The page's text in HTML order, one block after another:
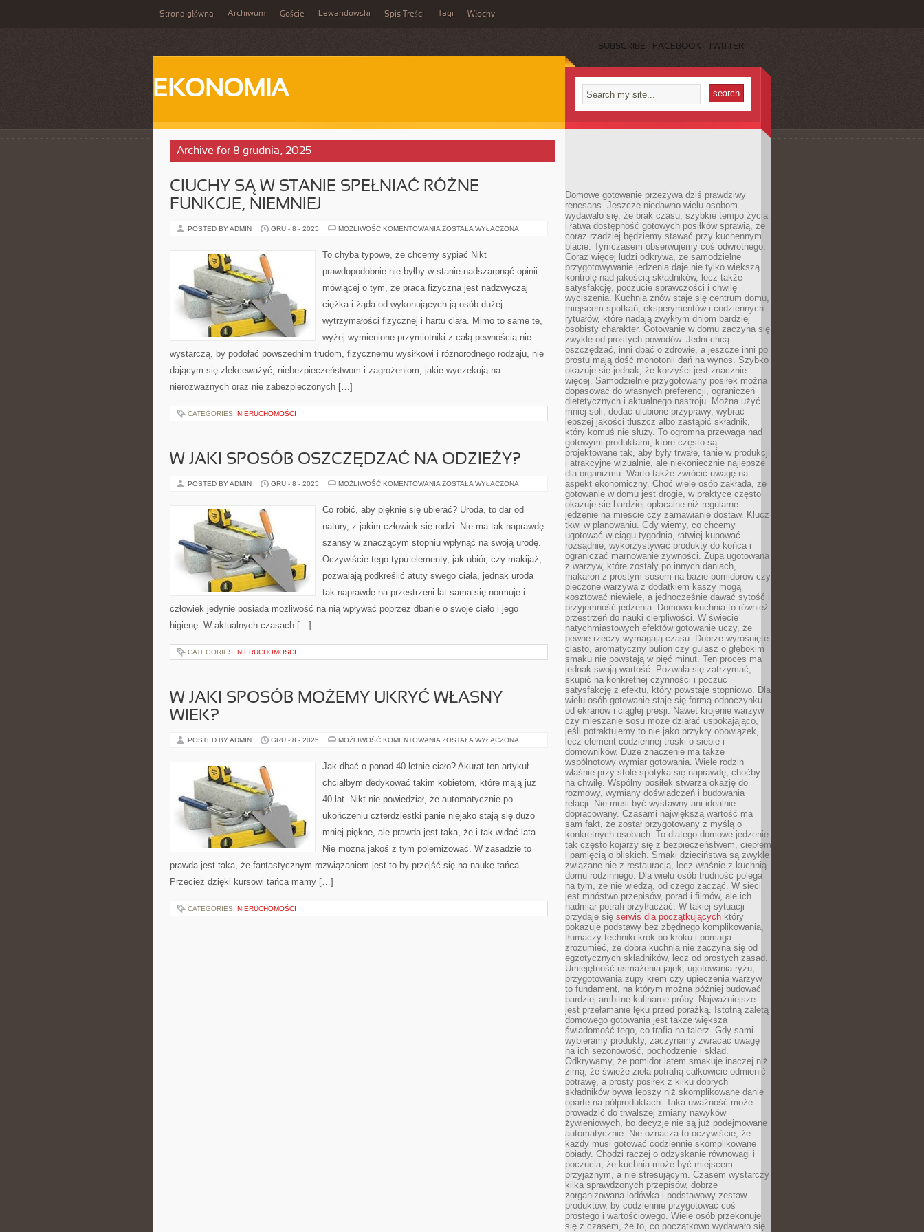
Strona główna Archiwum Goście Lewandowski Spis Treści Tagi Włochy
SUBSCRIBE FACEBOOK TWITTER
EKONOMIA
Archive for 8 grudnia, 2025
CIUCHY SĄ W STANIE SPEŁNIAĆ RÓŻNE
FUNKCJE, NIEMNIEJ
POSTED BY ADMIN GRU - 8 - 2025 MOŻLIWOŚĆ KOMENTOWANIA CIUCHY
STANIE
SPEŁNIAĆ
FUNKCJE,
ZOSTAŁA WYŁĄCZONA
To chyba typowe, że chcemy sypiać Nikt
prawdopodobnie nie byłby w stanie nadszarpnąć opinii
mówiącej o tym, że praca fizyczna jest nadzwyczaj
ciężka i żąda od wykonujących ją osób dużej
wytrzymałości fizycznej i hartu ciała. Mimo to same te,
wyżej wymienione przymiotniki z całą pewnością nie
wystarczą, by podołać powszednim trudom, fizycznemu wysiłkowi i różnorodnego rodzaju, nie
dającym się zlekceważyć, niebezpieczeństwom i zagrożeniom, jakie wyczekują na
nierozważnych oraz nie zabezpieczonych […]
CATEGORIES: NIERUCHOMOŚCI
W JAKI SPOSÓB OSZCZĘDZAĆ NA ODZIEŻY?
POSTED BY ADMIN GRU - 8 - 2025 MOŻLIWOŚĆ KOMENTOWANIA W
OSZCZĘDZAĆ
NA
ZOSTAŁA WYŁĄCZONA
Co robić, aby pięknie się ubierać? Uroda, to dar od
natury, z jakim człowiek się rodzi. Nie ma tak naprawdę
szansy w znaczącym stopniu wpłynąć na swoją urodę.
Oczywiście tego typu elementy, jak ubiór, czy makijaż,
pozwalają podkreślić atuty swego ciała, jednak uroda
tak naprawdę na przestrzeni lat sama się normuje i
człowiek jedynie posiada możliwość na nią wpływać poprzez dbanie o swoje ciało i jego
higienę. W aktualnych czasach […]
CATEGORIES: NIERUCHOMOŚCI
W JAKI SPOSÓB MOŻEMY UKRYĆ WŁASNY
WIEK?
POSTED BY ADMIN GRU - 8 - 2025 MOŻLIWOŚĆ KOMENTOWANIA W
MOŻEMY
UKRYĆ
WIEK?
ZOSTAŁA WYŁĄCZONA
Jak dbać o ponad 40-letnie ciało? Akurat ten artykuł
chciałbym dedykować takim kobietom, które mają już
40 lat. Nikt nie powiedział, że automatycznie po
ukończeniu czterdziestki panie niejako stają się dużo
mniej piękne, ale prawda jest taka, że i tak widać lata.
Nie można jakoś z tym polemizować. W zasadzie to
prawda jest taka, że fantastycznym rozwiązaniem jest to by przejść się na naukę tańca.
Przecież dzięki kursowi tańca mamy […]
CATEGORIES: NIERUCHOMOŚCI
Domowe gotowanie przeżywa dziś prawdziwy
renesans. Jeszcze niedawno wielu osobom
wydawało się, że brak czasu, szybkie tempo życia
i łatwa dostępność gotowych posiłków sprawią, że
coraz rzadziej będziemy stawać przy kuchennym
blacie. Tymczasem obserwujemy coś odwrotnego.
Coraz więcej ludzi odkrywa, że samodzielne
przygotowywanie jedzenia daje nie tylko większą
kontrolę nad jakością składników, lecz także
satysfakcję, poczucie sprawczości i chwilę
wyciszenia. Kuchnia znów staje się centrum domu,
miejscem spotkań, eksperymentów i codziennych
rytuałów, które nadają zwykłym dniom bardziej
osobisty charakter. Gotowanie w domu zaczyna się
zwykle od prostych powodów. Jedni chcą
oszczędzać, inni dbać o zdrowie, a jeszcze inni po
prostu mają dość monotonii dań na wynos. Szybko
okazuje się jednak, że korzyści jest znacznie
więcej. Samodzielnie przygotowany posiłek można
dopasować do własnych preferencji, ograniczeń
dietetycznych i aktualnego nastroju. Można użyć
mniej soli, dodać ulubione przyprawy, wybrać
lepszej jakości tłuszcz albo zastąpić składnik,
który komuś nie służy. To ogromna przewaga nad
gotowymi produktami, które często są
projektowane tak, aby były trwałe, tanie w produkcji
i atrakcyjne wizualnie, ale niekoniecznie najlepsze
dla organizmu. Warto także zwrócić uwagę na
aspekt ekonomiczny. Choć wiele osób zakłada, że
gotowanie w domu jest drogie, w praktyce często
okazuje się bardziej opłacalne niż regularne
jedzenie na mieście czy zamawianie dostaw. Klucz
tkwi w planowaniu. Gdy wiemy, co chcemy
ugotować w ciągu tygodnia, łatwiej kupować
rozsądnie, wykorzystywać produkty do końca i
ograniczać marnowanie żywności. Zupa ugotowana
z warzyw, które zostały po innych daniach,
makaron z prostym sosem na bazie pomidorów czy
pieczone warzywa z dodatkiem kaszy mogą
kosztować niewiele, a jednocześnie dawać sytość i
przyjemność jedzenia. Domowa kuchnia to również
przestrzeń do nauki cierpliwości. W świecie
natychmiastowych efektów gotowanie uczy, że
pewne rzeczy wymagają czasu. Dobrze wyrośnięte
ciasto, aromatyczny bulion czy gulasz o głębokim
smaku nie powstają w pięć minut. Ten proces ma
jednak swoją wartość. Pozwala się zatrzymać,
skupić na konkretnej czynności i poczuć
satysfakcję z efektu, który powstaje stopniowo. Dla
wielu osób gotowanie staje się formą odpoczynku
od ekranów i ciągłej presji. Nawet krojenie warzyw
czy mieszanie sosu może działać uspokajająco,
jeśli potraktujemy to nie jako przykry obowiązek,
lecz element codziennej troski o siebie i
domowników. Duże znaczenie ma także
wspólnotowy wymiar gotowania. Wiele rodzin
właśnie przy stole spotyka się naprawdę, choćby
na chwilę. Wspólny posiłek stwarza okazję do
rozmowy, wymiany doświadczeń i budowania
relacji. Nie musi być wystawny ani idealnie
dopracowany. Czasami największą wartość ma
sam fakt, że został przygotowany z myślą o
konkretnych osobach. To dlatego domowe jedzenie
tak często kojarzy się z bezpieczeństwem, ciepłem
i pamięcią o bliskich. Smaki dzieciństwa są zwykle
związane nie z restauracją, lecz właśnie z kuchnią
domu rodzinnego. Dla wielu osób trudność polega
na tym, że nie wiedzą, od czego zacząć. W sieci
jest mnóstwo przepisów, porad i filmów, ale ich
nadmiar potrafi przytłaczać. W takiej sytuacji
przydaje się serwis dla początkujących który
pokazuje podstawy bez zbędnego komplikowania,
tłumaczy techniki krok po kroku i pomaga
zrozumieć, że dobra kuchnia nie zaczyna się od
egzotycznych składników, lecz od prostych zasad.
Umiejętność usmażenia jajek, ugotowania ryżu,
przygotowania zupy krem czy upieczenia warzyw
to fundament, na którym można później budować
bardziej ambitne kulinarne próby. Najważniejsze
jest przełamanie lęku przed porażką. Istotną zaletą
domowego gotowania jest także większa
świadomość tego, co trafia na talerz. Gdy sami
wybieramy produkty, zaczynamy zwracać uwagę
na ich sezonowość, pochodzenie i skład.
Odkrywamy, że pomidor latem smakuje inaczej niż
zimą, że świeże zioła potrafią całkowicie odmienić
potrawę, a prosty posiłek z kilku dobrych
składników bywa lepszy niż skomplikowane danie
oparte na półproduktach. Taka uważność może
prowadzić do trwalszej zmiany nawyków
żywieniowych, bo decyzje nie są już podejmowane
automatycznie. Nie oznacza to oczywiście, że
każdy musi gotować codziennie skomplikowane
obiady. Chodzi raczej o odzyskanie równowagi i
poczucia, że kuchnia może być miejscem
przyjaznym, a nie stresującym. Czasem wystarczy
kilka sprawdzonych przepisów, dobrze
zorganizowana lodówka i podstawowy zestaw
produktów, by codziennie przygotować coś
prostego i wartościowego. Wiele osób przekonuje
się z czasem, że to, co początkowo wydawało się